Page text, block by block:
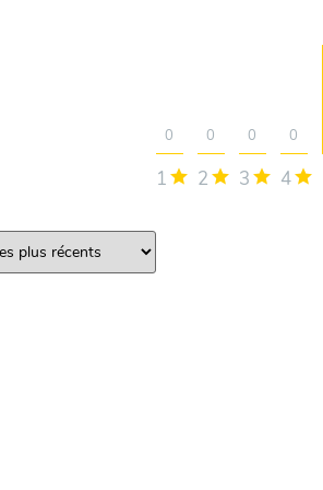
1
0
2
0
3
0
4
0